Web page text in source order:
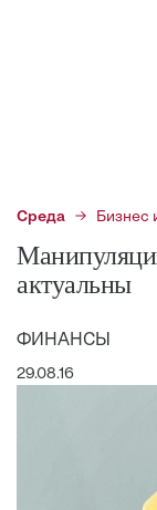
Среда Бизнес
актуальны
ФИНАНСЫ
29.08.16